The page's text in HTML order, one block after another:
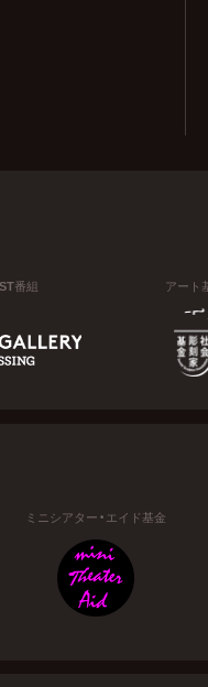
番組 アート
ミニシアター・エイド基金